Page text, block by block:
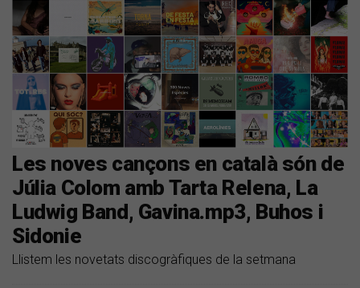
Les noves cançons en català són de
Júlia Colom amb Tarta Relena, La
Ludwig Band, Gavina.mp3, Buhos i
Sidonie
Llistem les novetats discogràfiques de la setmana